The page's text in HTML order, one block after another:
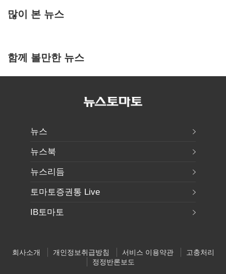
많이 본 뉴스
함께 볼만한 뉴스
뉴스
뉴스북
뉴스리듬
토마토증권통 Live
IB토마토
회사소개 개인정보취급방침 서비스 이용약관
고충처리
정정반론보도